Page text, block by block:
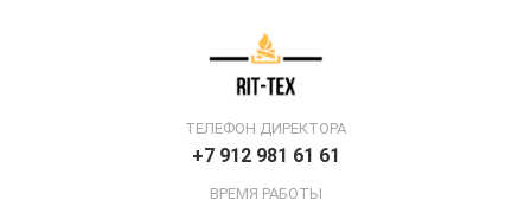
ТЕЛЕФОН ДИРЕКТОРА
+7 912 981 61 61
ВРЕМЯ РАБОТЫ